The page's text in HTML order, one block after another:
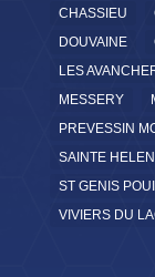
CHASSIEU
DOUVAINE
LES
MESSERY
PREVESSIN
SAINTE
ST GENIS
VIVIERS DU